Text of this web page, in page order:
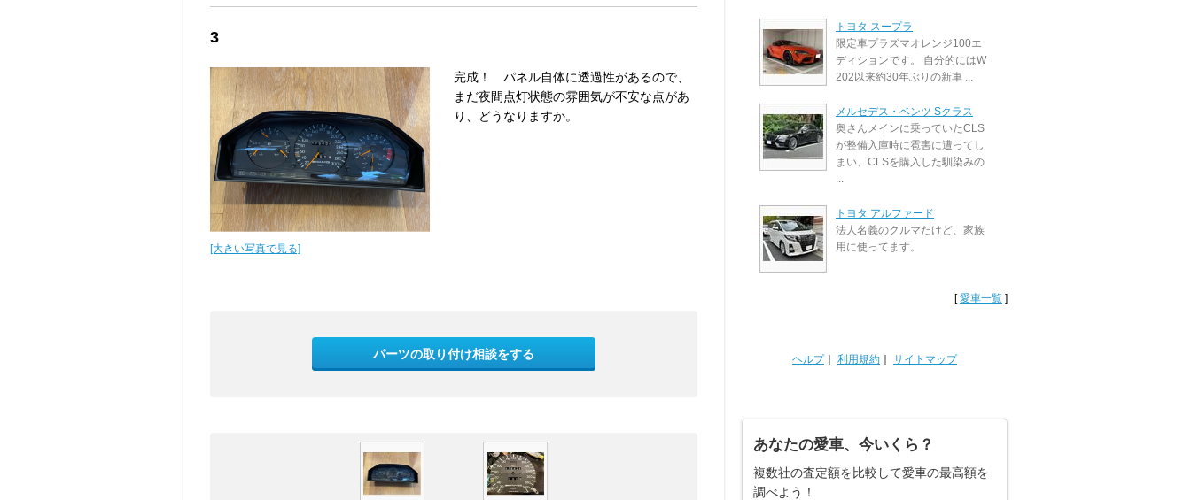
3
[大きい写真で見る]
完成！ パネル自体に透過性があるので、
まだ夜間点灯状態の雰囲気が不安な点があ
り、どうなりますか。
パーツの取り付け相談をする
トヨタ スープラ
限定車プラズマオレンジ100エ
ディションです。 自分的にはW
202以来約30年ぶりの新車 ...
メルセデス・ベンツ Sクラス
奥さんメインに乗っていたCLS
が整備入庫時に雹害に遭ってし
まい、CLSを購入した馴染みの
...
トヨタ アルファード
法人名義のクルマだけど、家族
用に使ってます。
[愛車一覧 ]
ヘルプ｜ 利用規約 サイトマップ
あなたの愛車、今いくら？
複数社の査定額を比較して愛車の最高額を
調べよう！